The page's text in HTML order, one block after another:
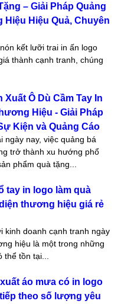
– Giải Pháp Quảng
Hiệu Hiệu Quả, Chuyên
kết lưỡi trai in ấn logo
thành cạnh tranh, chúng
Ô Dù Cầm Tay In
Hiệu - Giải Pháp
Kiện và Quảng Cáo
ngày nay, việc quảng bá
trở thành xu hướng phổ
phẩm quà tặng...
tay in logo làm quà
thương hiệu giá rẻ
kinh doanh cạnh tranh ngày
hiệu là một trong những
thể tồn tại...
áo mưa có in logo
theo số lượng yêu